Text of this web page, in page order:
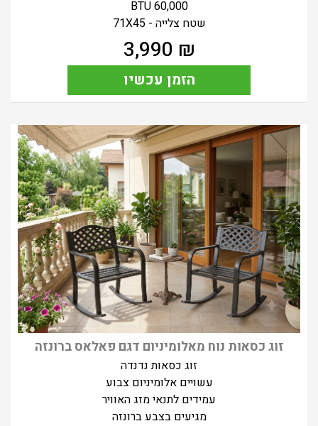
60,000 BTU
שטח צלייה - 71X45
₪
3,990
הזמן עכשיו
זוג כסאות נוח מאלומיניום דגם פאלאס ברונזה
זוג כסאות נדנדה
עשויים אלומיניום צבוע
עמידים לתנאי מזג האוויר
מגיעים בצבע ברונזה